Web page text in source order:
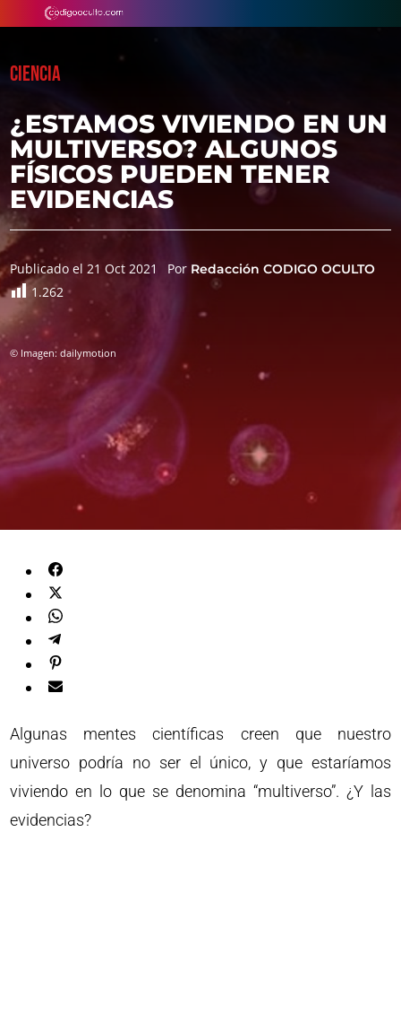
CIENCIA
¿ESTAMOS VIVIENDO EN UN
MULTIVERSO? ALGUNOS
FÍSICOS PUEDEN TENER
EVIDENCIAS
Publicado el 21 Oct 2021 Por Redacción CODIGO OCULTO
1.262
© Imagen: dailymotion
Algunas mentes científicas creen que nuestro
universo podría no ser el único, y que estaríamos
viviendo en lo que se denomina “multiverso”. ¿Y las
evidencias?